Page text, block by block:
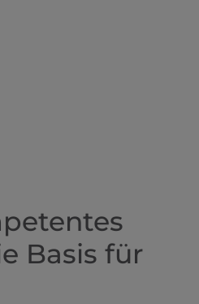
Basis für